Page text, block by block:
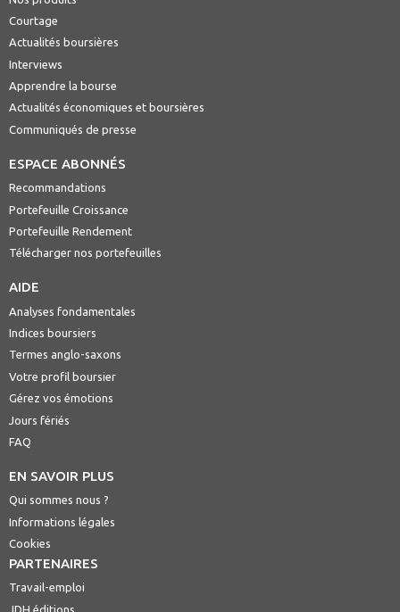
Courtage
Actualités boursières
Interviews
Apprendre la bourse
Actualités économiques et boursières
Communiqués de presse
ESPACE ABONNÉS
Recommandations
Portefeuille Croissance
Portefeuille Rendement
Télécharger nos portefeuilles
AIDE
Analyses fondamentales
Indices boursiers
Termes anglo-saxons
Votre profil boursier
Gérez vos émotions
Jours fériés
FAQ
EN SAVOIR PLUS
Qui sommes nous ?
Informations légales
Cookies
PARTENAIRES
Travail-emploi
JDH éditions